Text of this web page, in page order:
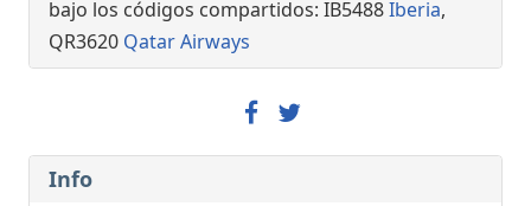
bajo los códigos compartidos: IB5488Iberia,
QR3620 Qatar Airways
Info